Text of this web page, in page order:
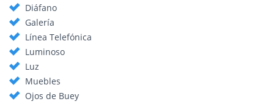
Diáfano
Galería
Línea Telefónica
Luminoso
Luz
Muebles
Ojos de Buey